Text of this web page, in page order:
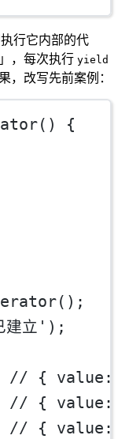
行它内部的代
，每次执行 yield
，改写先前案例：
() {
();
立' );
// { value:
// { value:
// { value: